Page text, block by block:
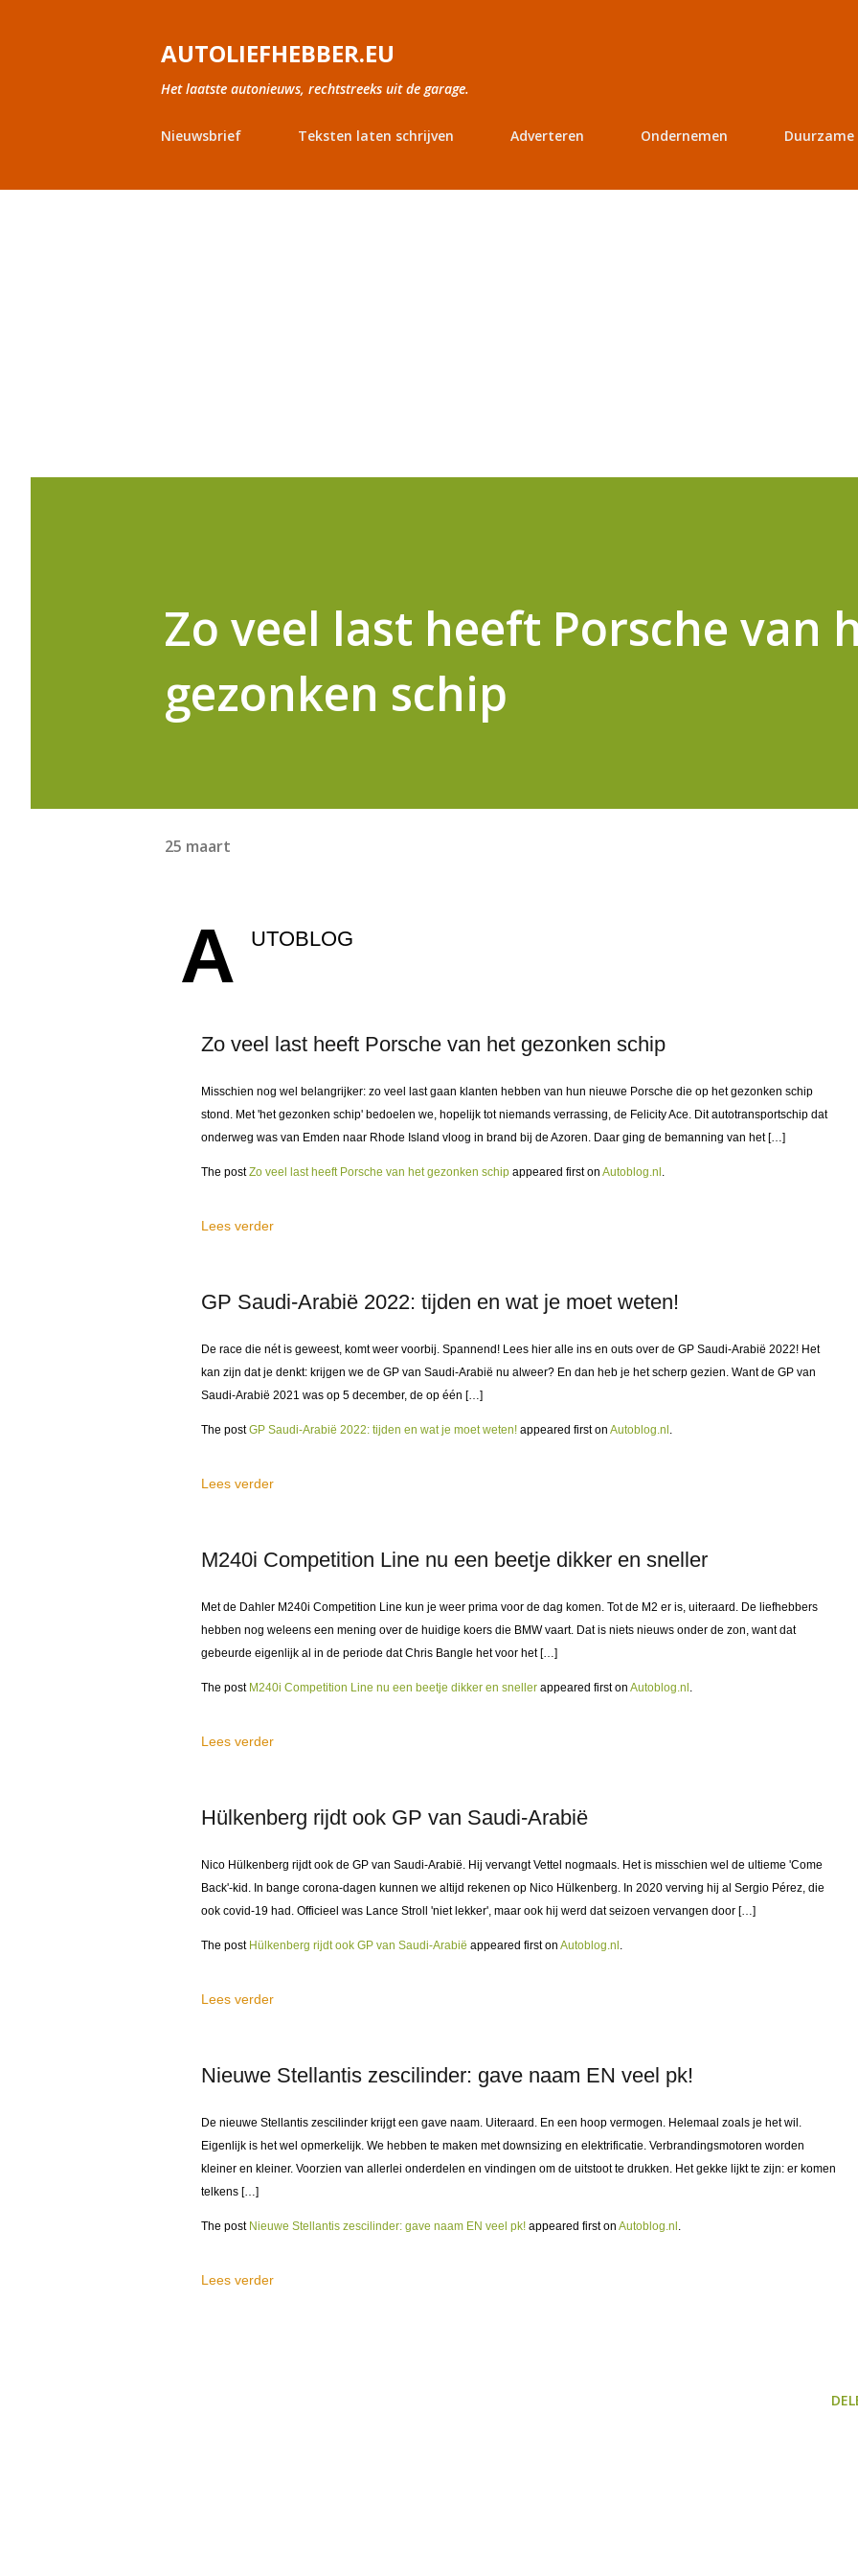
AUTOLIEFHEBBER.EU
Het laatste autonieuws, rechtstreeks uit de garage.
Nieuwsbrief Teksten laten schrijven Adverteren Ondernemen Duurzame
Zo veel last heeft Porsche van
gezonken schip
25 maart
A UTOBLOG
Zo veel last heeft Porsche van het gezonken schip
Misschien nog wel belangrijker: zo veel last gaan klanten hebben van hun nieuwe Porsche die op het gezonken schip
stond. Met 'het gezonken schip' bedoelen we, hopelijk tot niemands verrassing, de Felicity Ace. Dit autotransportschip dat
onderweg was van Emden naar Rhode Island vloog in brand bij de Azoren. Daar ging de bemanning van het […]
The postZo veel last heeft Porsche van het gezonken schip appeared first on Autoblog.nl .
Lees verder
GP Saudi-Arabië 2022: tijden en wat je moet weten!
De race die nét is geweest, komt weer voorbij. Spannend! Lees hier alle ins en outs over de GP Saudi-Arabië 2022! Het
kan zijn dat je denkt: krijgen we de GP van Saudi-Arabië nu alweer? En dan heb je het scherp gezien. Want de GP van
Saudi-Arabië 2021 was op 5 december, de op één […]
The postGP Saudi-Arabië 2022: tijden en wat je moet weten! appeared first on Autoblog.nl .
Lees verder
M240i Competition Line nu een beetje dikker en sneller
Met de Dahler M240i Competition Line kun je weer prima voor de dag komen. Tot de M2 er is, uiteraard. De liefhebbers
hebben nog weleens een mening over de huidige koers die BMW vaart. Dat is niets nieuws onder de zon, want dat
gebeurde eigenlijk al in de periode dat Chris Bangle het voor het […]
The post M240i Competition Line nu een beetje dikker en sneller appeared first on Autoblog.nl .
Lees verder
Hülkenberg rijdt ook GP van Saudi-Arabië
Nico Hülkenberg rijdt ook de GP van Saudi-Arabië. Hij vervangt Vettel nogmaals. Het is misschien wel de ultieme 'Come
Back'-kid. In bange corona-dagen kunnen we altijd rekenen op Nico Hülkenberg. In 2020 verving hij al Sergio Pérez, die
ook covid-19 had. Officieel was Lance Stroll 'niet lekker', maar ook hij werd dat seizoen vervangen door […]
The post Hülkenberg rijdt ook GP van Saudi-Arabië appeared first on Autoblog.nl .
Lees verder
Nieuwe Stellantis zescilinder: gave naam EN veel pk!
De nieuwe Stellantis zescilinder krijgt een gave naam. Uiteraard. En een hoop vermogen. Helemaal zoals je het wil.
Eigenlijk is het wel opmerkelijk. We hebben te maken met downsizing en elektrificatie. Verbrandingsmotoren worden
kleiner en kleiner. Voorzien van allerlei onderdelen en vindingen om de uitstoot te drukken. Het gekke lijkt te zijn: er komen
telkens […]
The post Nieuwe Stellantis zescilinder: gave naam EN veel pk! appeared first on Autoblog.nl .
Lees verder